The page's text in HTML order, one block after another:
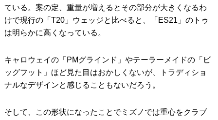
ている。案の定、重量が増えるとその部分が大きくなるわ
けで現行の「T20」ウェッジと比べると、「ES21」のトゥ
は明らかに高くなっている。
キャロウェイの「PMグラインド」やテーラーメイドの「ビ
ッグフット」ほど見た目はおかしくないが、トラディショ
ナルなデザインと感じることもないだろう。
そして、この形状になったことでミズノでは重心をクラブ